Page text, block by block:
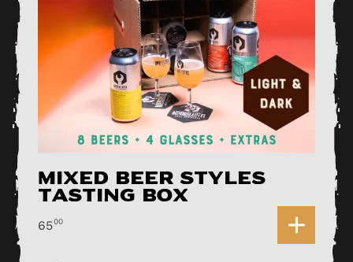
Mixed Beer Styles
Tasting Box
6500 0